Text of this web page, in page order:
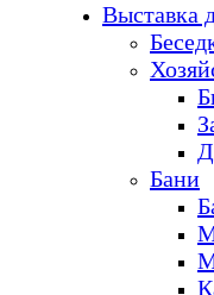
Выставка
Бани